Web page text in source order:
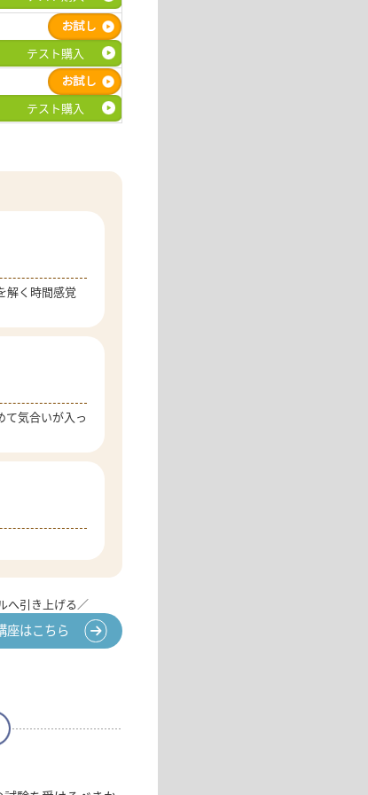
テスト購入
テスト購入
解く 時間感覚
て気合いが入っ
へ引き上げる／
座はこちら